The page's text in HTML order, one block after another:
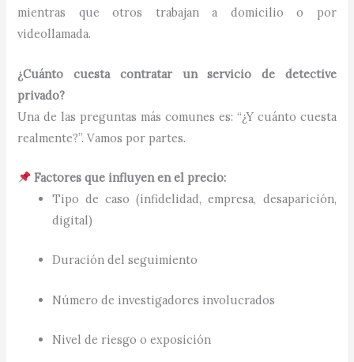
mientras que otros trabajan a domicilio o por
videollamada.
¿Cuánto cuesta contratar un servicio de detective
privado?
Una de las preguntas más comunes es: “¿Y cuánto cuesta
realmente?”. Vamos por partes.
Factores que influyen en el precio:
Tipo de caso (infidelidad, empresa, desaparición,
digital)
Duración del seguimiento
Número de investigadores involucrados
Nivel de riesgo o exposición